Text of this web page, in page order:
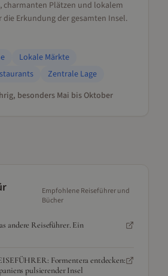
charmanten Plätzen und lokalem
die Erkundung der gesamten Insel.
Lokale Märkte
Zentrale Lage
besonders Mai bis Oktober
Empfohlene Reiseführer und
Bücher
andere Reiseführer. Ein
Formentera entdecken:
pulsierender Insel